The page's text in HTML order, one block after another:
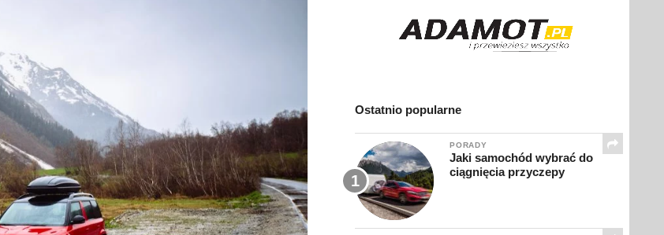
Ostatnio popularne
PORADY
Jaki samochód wybrać do
ciągnięcia przyczepy